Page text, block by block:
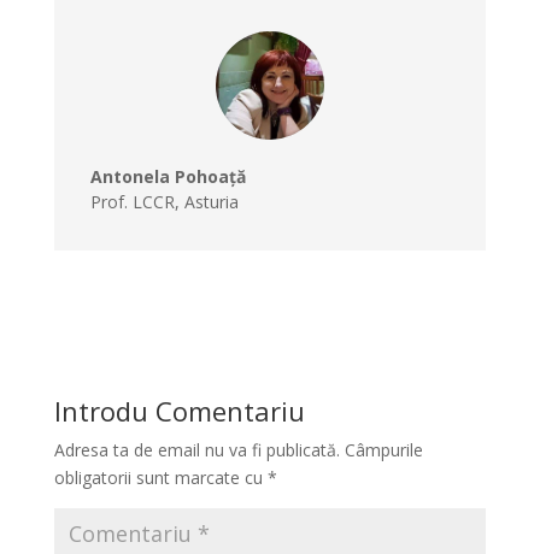
Antonela Pohoață
Prof. LCCR, Asturia
Introdu Comentariu
Adresa ta de email nu va fi publicată. Câmpurile
obligatorii sunt marcate cu *